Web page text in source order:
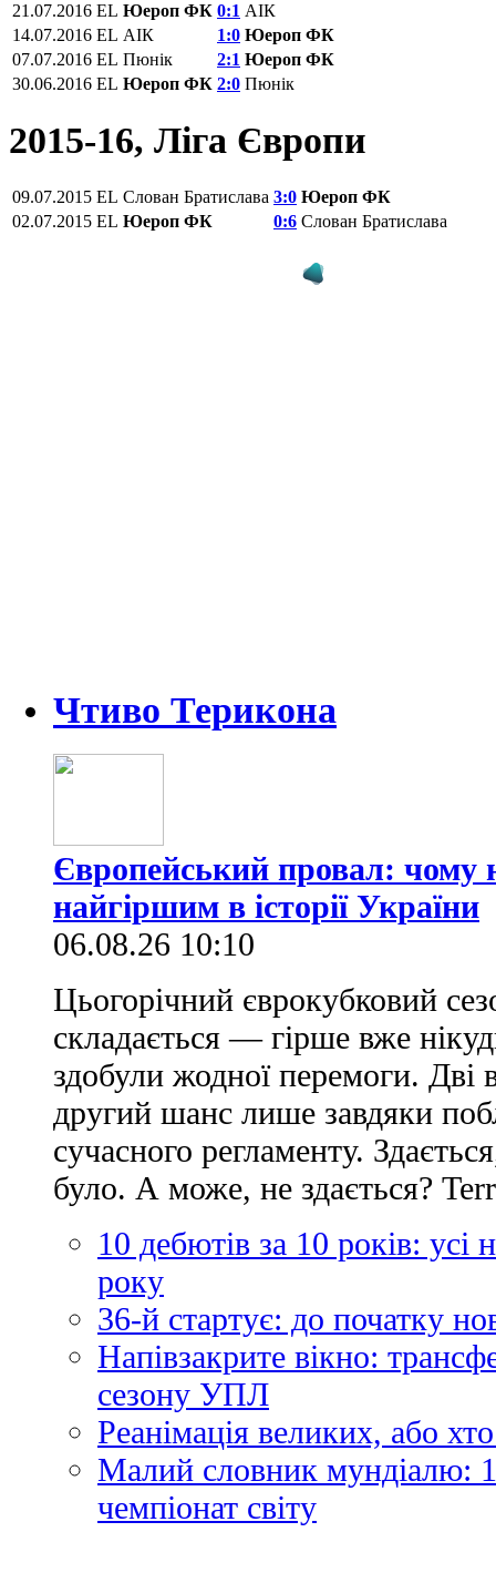
21.07.2016 EL Юероп ФК 0:1 АІК
14.07.2016 EL АІК 1:0 Юероп ФК
07.07.2016 EL Пюнік 2:1 Юероп ФК
30.06.2016 EL Юероп ФК 2:0 Пюнік
2015-16, Ліга Європи
09.07.2015 EL Слован Братислава 3:0 Юероп ФК
02.07.2015 EL Юероп ФК 0:6 Слован Братислава
Чтиво Терикона
Європейський провал: чому
найгіршим в історії України
06.08.26 10:10
Цьогорічний єврокубковий
складається — гірше вже
здобули жодної перемоги.
другий шанс лише завдяки
сучасного регламенту.
було. А може, не здається?
10 дебютів за 10 років:
року
36-й стартує: до початку
Напівзакрите вікно:
сезону УПЛ
Реанімація великих, або
Малий словник мундіалю:
чемпіонат світу